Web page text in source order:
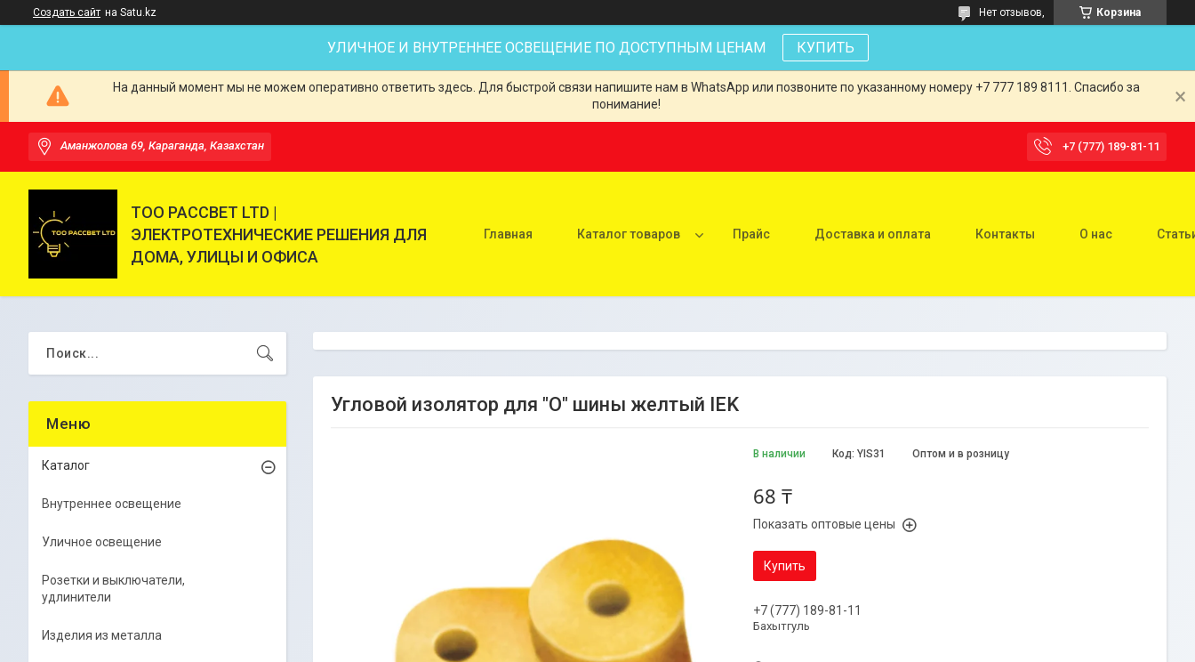
Создать сайт на Satu.kz Корзина
Нет отзывов,
УЛИЧНОЕ И ВНУТРЕННЕЕ ОСВЕЩЕНИЕ ПО ДОСТУПНЫМ ЦЕНАМ КУПИТЬ
На данный момент мы не можем оперативно ответить здесь. Для быстрой связи напишите нам в WhatsApp или позвоните по указанному номеру +7 777 189 8111. Спасибо за
понимание!
Аманжолова 69, Караганда, Казахстан +7 (777) 189-81-11
ТОО РАССВЕТ LTD |
ЭЛЕКТРОТЕХНИЧЕСКИЕ РЕШЕНИЯ ДЛЯ
ДОМА, УЛИЦЫ И ОФИСА
Главная Каталог товаров Прайс Доставка и оплата Контакты О нас
Угловой изолятор для "О" шины желтый IEK
В наличии Оптом и в розницу
Код: YIS31
68 ₸
Показать оптовые цены
Купить
+7 (777) 189-81-11
Бахытгуль
Каталог
Внутреннее освещение
Уличное освещение
Розетки и выключатели,
удлинители
Изделия из металла